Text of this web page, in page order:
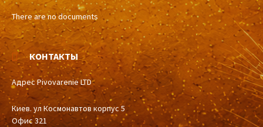
There are no documents
КОНТАКТЫ
Адрес Pivovarenie LTD
Киев. ул Космонавтов корпус 5
Офис 321